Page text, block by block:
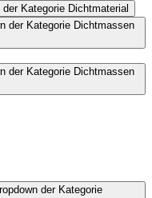
Kategorie Dichtmaterial
der Kategorie Dichtmassen
der Kategorie Dichtmassen
der Kategorie